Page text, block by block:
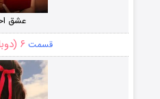
عشق
قسمت ۶ (دوبله)